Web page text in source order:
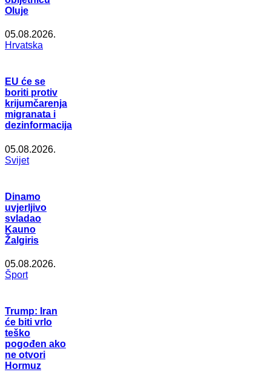
Oluje
05.08.2026.
Hrvatska
EU će se
boriti protiv
krijumčarenja
migranata i
dezinformacija
05.08.2026.
Svijet
Dinamo
uvjerljivo
svladao
Kauno
Žalgiris
05.08.2026.
Šport
Trump: Iran
će biti vrlo
teško
pogođen ako
ne otvori
Hormuz